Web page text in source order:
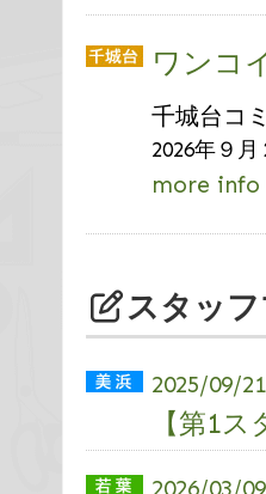
ワンコ
千城台コ
2026年９
more info
スタッ
2025/09/
【第1
2026/03/